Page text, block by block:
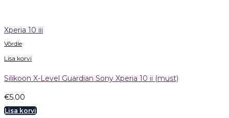
Xperia 10 iii
Võrdle
Lisa korvi
Silikoon X-Level Guardian Sony Xperia 10 ii (must)
€5.00
Lisa korvi